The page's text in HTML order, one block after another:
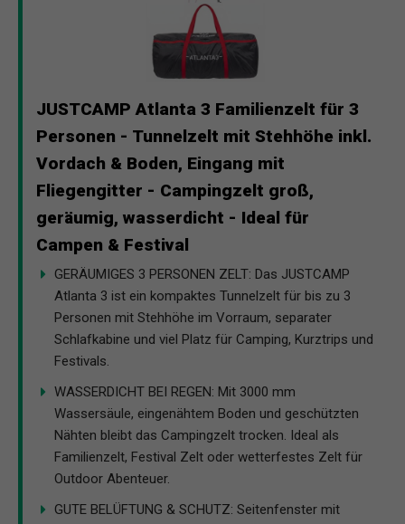
JUSTCAMP Atlanta 3 Familienzelt für 3
Personen - Tunnelzelt mit Stehhöhe inkl.
Vordach & Boden, Eingang mit
Fliegengitter - Campingzelt groß,
geräumig, wasserdicht - Ideal für
Campen & Festival
GERÄUMIGES 3 PERSONEN ZELT: Das JUSTCAMP
Atlanta 3 ist ein kompaktes Tunnelzelt für bis zu 3
Personen mit Stehhöhe im Vorraum, separater
Schlafkabine und viel Platz für Camping, Kurztrips und
Festivals.
WASSERDICHT BEI REGEN: Mit 3000 mm
Wassersäule, eingenähtem Boden und geschützten
Nähten bleibt das Campingzelt trocken. Ideal als
Familienzelt, Festival Zelt oder wetterfestes Zelt für
Outdoor Abenteuer.
GUTE BELÜFTUNG & SCHUTZ: Seitenfenster mit